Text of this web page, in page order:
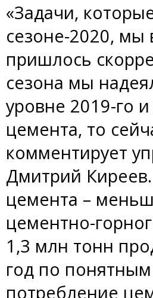
«Задачи,
сезоне-2020, мы
пришлось
сезона мы
уровне 2019-го
цемента, то
комментирует
Дмитрий
цемента –
цементно-
1,3 млн тонн
год по
потребление